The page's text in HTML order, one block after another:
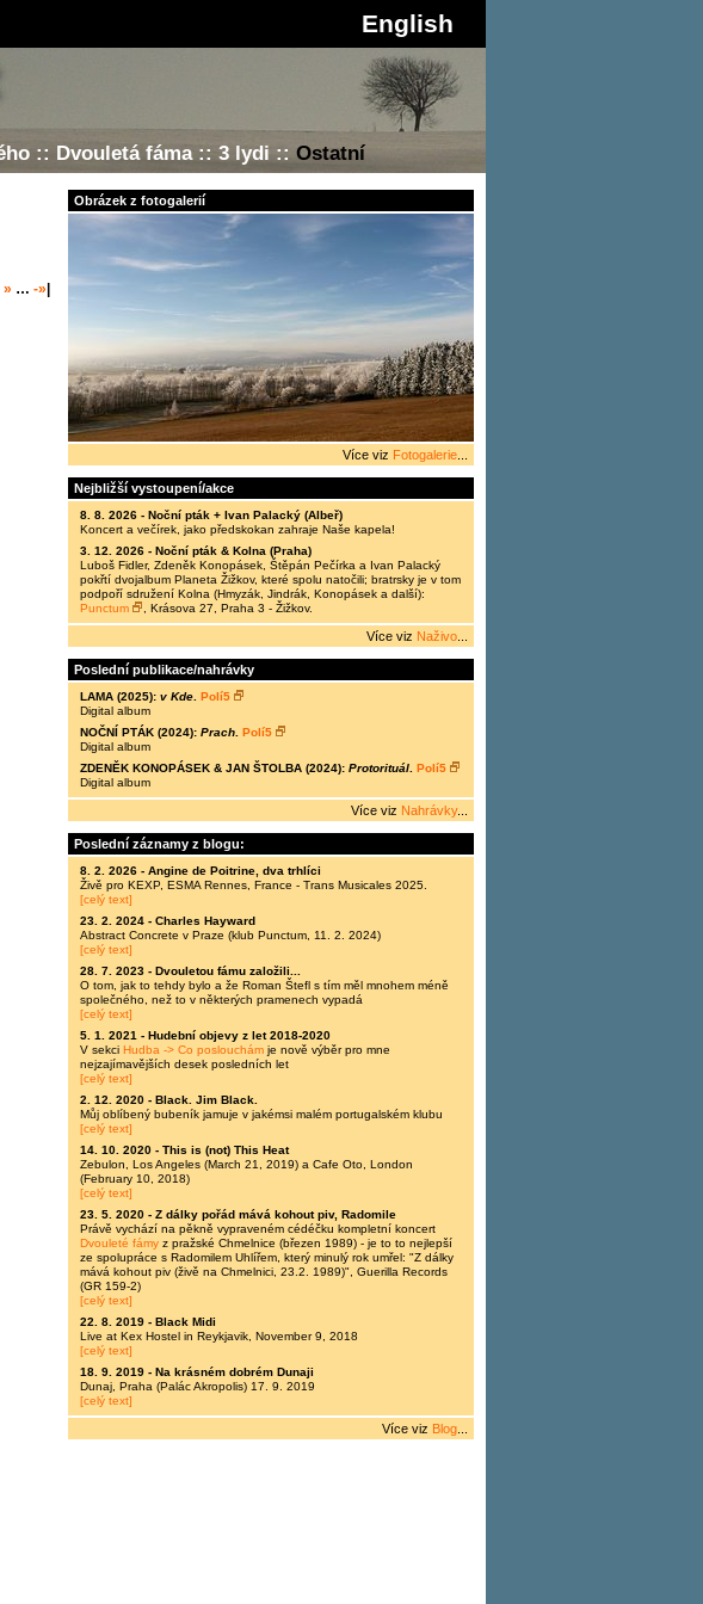
English
:: Dvouletá fáma:: 3 lydi :: Ostatní
» … -»
Obrázek z fotogalerií
Více viz Fotogalerie
Nejbližší vystoupení/akce
8. 8. 2026 - Noční pták + Ivan Palacký (Albeř)
Koncert a večírek, jako předskokan zahraje Naše kapela!
3. 12. 2026 - Noční pták & Kolna (Praha)
Luboš Fidler, Zdeněk Konopásek, Štěpán Pečírka a Ivan Palacký
pokřtí dvojalbum Planeta Žižkov, které spolu natočili; bratrsky je v tom
podpoří sdružení Kolna (Hmyzák, Jindrák, Konopásek a další):
Punctum
, Krásova 27, Praha 3 - Žižkov.
Více viz Naživo
Poslední publikace/nahrávky
LAMA (2025): v Kde Polí5
Digital album
NOČNÍ PTÁK (2024): Prach Polí5
Digital album
ZDENĚK KONOPÁSEK & JAN ŠTOLBA (2024): Protorituál Polí5
Digital album
Více viz Nahrávky...
Poslední záznamy z blogu:
8. 2. 2026 - Angine de Poitrine, dva trhlíci
Živě pro KEXP, ESMA Rennes, France - Trans Musicales 2025.
[celý text]
23. 2. 2024 - Charles Hayward
Abstract Concrete v Praze (klub Punctum, 11. 2. 2024)
[celý text]
28. 7. 2023 - Dvouletou fámu založili...
O tom, jak to tehdy bylo a že Roman Štefl s tím měl mnohem méně
společného, než to v některých pramenech vypadá
[celý text]
5. 1. 2021 - Hudební objevy z let 2018-2020
V sekci Hudba -> Co poslouchám je nově výběr pro mne
nejzajímavějších desek posledních let
[celý text]
2. 12. 2020 - Black. Jim Black.
Můj oblíbený bubeník jamuje v jakémsi malém portugalském klubu
[celý text]
14. 10. 2020 - This is (not) This Heat
Zebulon, Los Angeles (March 21, 2019) a Cafe Oto, London
(February 10, 2018)
[celý text]
23. 5. 2020 - Z dálky pořád mává kohout piv, Radomile
Právě vychází na pěkně vypraveném cédéčku kompletní koncert
Dvouleté fámy z pražské Chmelnice (březen 1989) - je to to nejlepší
ze spolupráce s Radomilem Uhlířem, který minulý rok umřel: "Z dálky
mává kohout piv (živě na Chmelnici, 23.2. 1989)", Guerilla Records
(GR 159-2)
[celý text]
22. 8. 2019 - Black Midi
Live at Kex Hostel in Reykjavik, November 9, 2018
[celý text]
18. 9. 2019 - Na krásném dobrém Dunaji
Dunaj, Praha (Palác Akropolis) 17. 9. 2019
[celý text]
Více viz Blog